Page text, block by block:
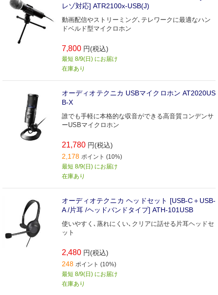
レゾ対応] ATR2100x-USB(J)
動画配信やストリーミング､テレワークに最適なハン
ドベルド型マイクロホン
7,800 円(税込)
最短 8/9(日) にお届け
在庫あり
オーディオテクニカ USBマイクロホン AT2020US
B-X
誰でも手軽に本格的な収音ができる高音質コンデンサ
ーUSBマイクロホン
21,780 円(税込)
2,178 ポイント (10%)
最短 8/9(日) にお届け
在庫あり
オーディオテクニカ ヘッドセット [USB-C＋USB-
A /片耳 /ヘッドバンドタイプ] ATH-101USB
使いやすく､蒸れにくい､クリアに話せる片耳ヘッドセ
ット
2,480 円(税込)
248 ポイント (10%)
最短 8/9(日) にお届け
在庫あり